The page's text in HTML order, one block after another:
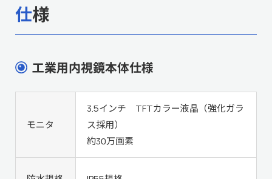
仕様
工業用内視鏡本体仕様
モニタ
3.5インチ TFTカラー液晶（強化ガラ
ス採用）
約30万画素